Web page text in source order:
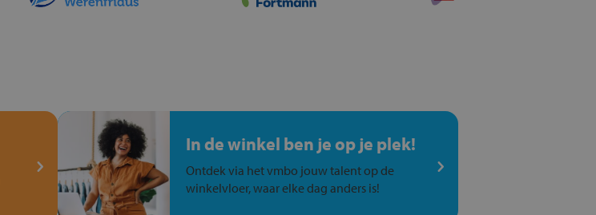
In de winkel ben je op je plek!
Ontdek via het vmbo jouw talent op de
winkelvloer, waar elke dag anders is!